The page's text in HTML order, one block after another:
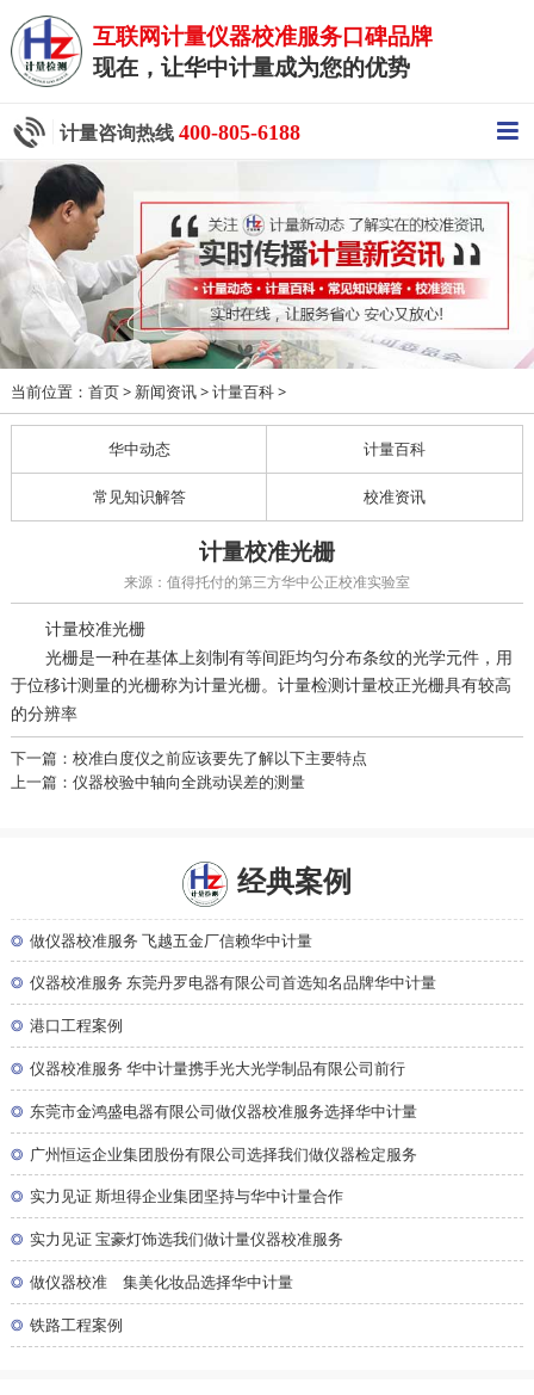
互联网计量仪器校准服务口碑品牌
现在，让华中计量成为您的优势
计量咨询热线 400-805-6188
当前位置： 首页> 新闻资讯> 计量百科>
华中动态 计量百科
常见知识解答 校准资讯
计量校准光栅
来源：值得托付的第三方华中公正校准实验室
计量校准光栅
光栅是一种在基体上刻制有等间距均匀分布条纹的光学元件，用
于位移计测量的光栅称为计量光栅。 计量检测计量校正光栅具有较高
的分辨率
下一篇：校准白度仪之前应该要先了解以下主要特点
上一篇：仪器校验中轴向全跳动误差的测量
经典案例
◎ 做仪器校准服务 飞越五金厂信赖华中计量
◎ 仪器校准服务 东莞丹罗电器有限公司首选知名品牌华中计量
◎ 港口工程案例
◎ 仪器校准服务 华中计量携手光大光学制品有限公司前行
◎ 东莞市金鸿盛电器有限公司做仪器校准服务选择华中计量
◎ 广州恒运企业集团股份有限公司选择我们做仪器检定服务
◎ 实力见证 斯坦得企业集团坚持与华中计量合作
◎ 实力见证 宝豪灯饰选我们做计量仪器校准服务
◎ 做仪器校准 集美化妆品选择华中计量
◎ 铁路工程案例